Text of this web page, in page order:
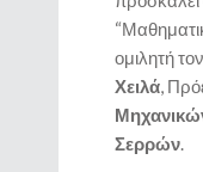
ομιλητή τον
Χειλά,
Σερρών.